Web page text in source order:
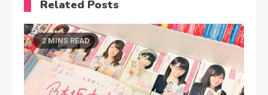
Related Posts
2 MINS READ